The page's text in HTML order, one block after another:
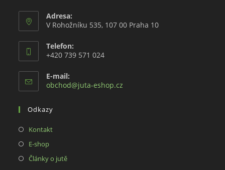
Adresa:
V Rohožníku 535, 107 00 Praha 10
Telefon:
+420 739 571 024
E-mail:
obchod@juta-eshop.cz
Odkazy
KontaktOpens
E-shopOpens
in
Články o jutěOpens